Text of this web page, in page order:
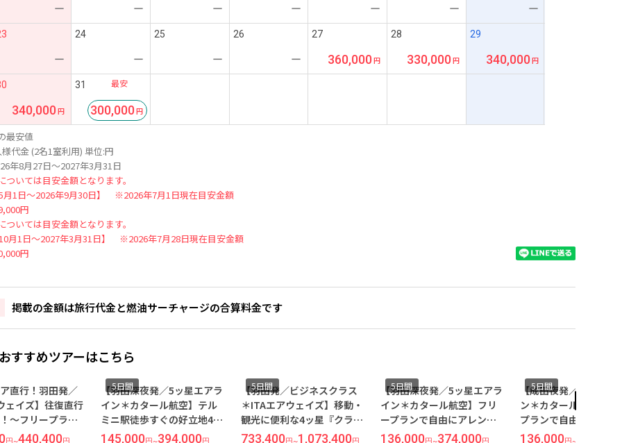
ー ー ー ー ー ー ー
ー
24
ー
25
ー
26
ー
27
360,000
28
330,000
29
340,000
340,000
31 最安
300,000
最安値
代金 (2名1室利用) 単位:円
年8月27日～2027年3月31日
ついては目安金額となります。
月1日～2026年9月30日】 ※2026年7月1日現在目安金額
円
ついては目安金額となります。
月1日～2027年3月31日】 ※2026年7月28日現在目安金額
円
掲載の金額は旅行代金と燃油サーチャージの合算料金です
すすめツアーはこちら
夜発／5ッ星エアラ
タール航空】テル
歩すぐの好立地4ッ
『ダイアナ ルーフ
394,000
【羽田発／ビジネスクラス
＊ITAエアウェイズ】移動・
観光に便利な4ッ星『クラウ
ン プラザ ミラン シティ』指
5日間
733,400 1,073,400
【羽田深夜発／5ッ星エアラ
イン＊カタール航空】フリ
ープランで自由にアレンジ
◆歴史と芸術の街＜ローマ
5日間
136,000 374,000
【成田夜発／5ッ星エアライ
ン＊カタール航空】フリー
プランで自由にアレンジ◆
歴史と芸術の街＜ローマ＞5
5日間
136,000 274,000
【関空夜発／5ッ星
ン＊カタール航空】
プランで自由にアレ
歴史と芸術の街＜ロ
5日間
136,000